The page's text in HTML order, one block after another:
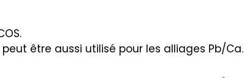
être aussi utilisé pour les alliages Pb/Ca.